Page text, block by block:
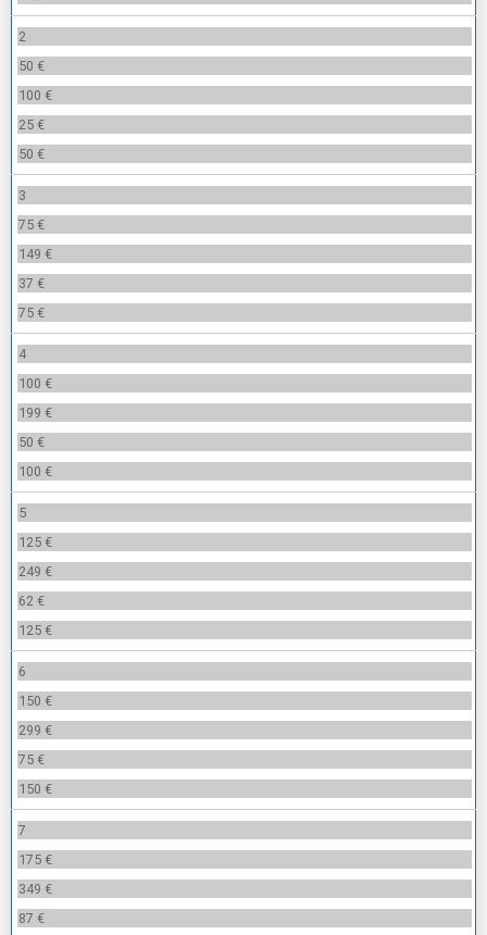
2
50 €
100 €
25 €
50 €
3
75 €
149 €
37 €
75 €
4
100 €
199 €
50 €
100 €
5
125 €
249 €
62 €
125 €
6
150 €
299 €
75 €
150 €
7
175 €
349 €
87 €